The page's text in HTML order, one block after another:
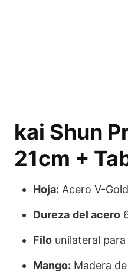
kai Shun
21cm +
Hoja: Acero V-
Dureza del acero
Filo unilateral
Mango: Madera